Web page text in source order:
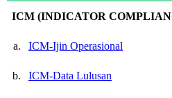
ICM (INDICATOR
a. ICM-Ijin Operasional
b. ICM-Data Lulusan